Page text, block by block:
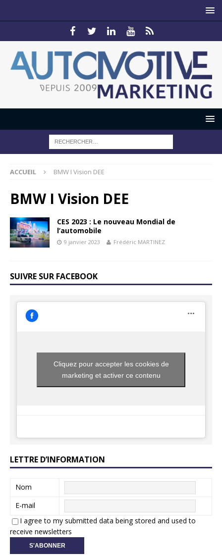
ACCUEIL BMW I Vision DEE
BMW I Vision DEE
CES 2023 : Le nouveau Mondial de
l’automobile
9 janvier 2023 Frédéric MARTINEZ
SUIVRE SUR FACEBOOK
Cliquez pour accepter les cookies de
marketing et activer ce contenu
LETTRE D’INFORMATION
Nom
E-mail
I agree to my submitted data being stored and used to
receive newsletters